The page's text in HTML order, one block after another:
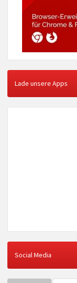
Lade unsere Apps
Social Media